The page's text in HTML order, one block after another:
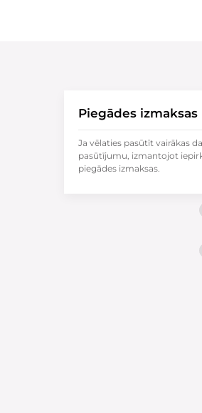
Piegādes izmaksas
Ja vēlaties pasūtīt vairākas
pasūtījumu, izmantojot
piegādes izmaksas.